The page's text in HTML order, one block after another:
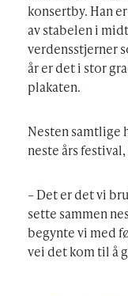
konsertby. Han
av stabelen i
verdensstjerner
år er det i stor
plakaten.
Nesten samtlige
neste års
– Det er det vi
sette sammen
begynte vi med
vei det kom til å